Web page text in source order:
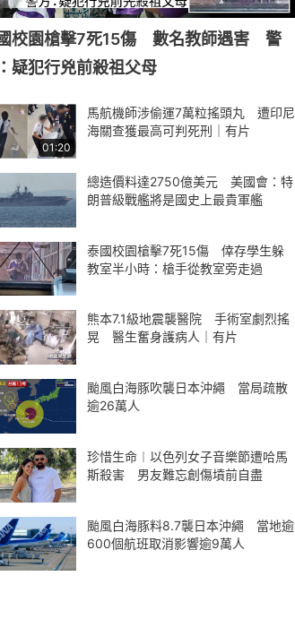
校園槍擊7死15傷 數名教師遇害 警
疑犯行兇前殺祖父母
01:20
馬航機師涉偷運7萬粒搖頭丸 遭印尼
海關查獲最高可判死刑｜有片
總造價料達2750億美元 美國會：特
朗普級戰艦將是國史上最貴軍艦
泰國校園槍擊7死15傷 倖存學生躲
教室半小時：槍手從教室旁走過
熊本7.1級地震襲醫院 手術室劇烈搖
晃 醫生奮身護病人｜有片
颱風白海豚吹襲日本沖繩 當局疏散
逾26萬人
珍惜生命︱以色列女子音樂節遭哈馬
斯殺害 男友難忘創傷墳前自盡
颱風白海豚料8.7襲日本沖繩 當地逾
600個航班取消影響逾9萬人